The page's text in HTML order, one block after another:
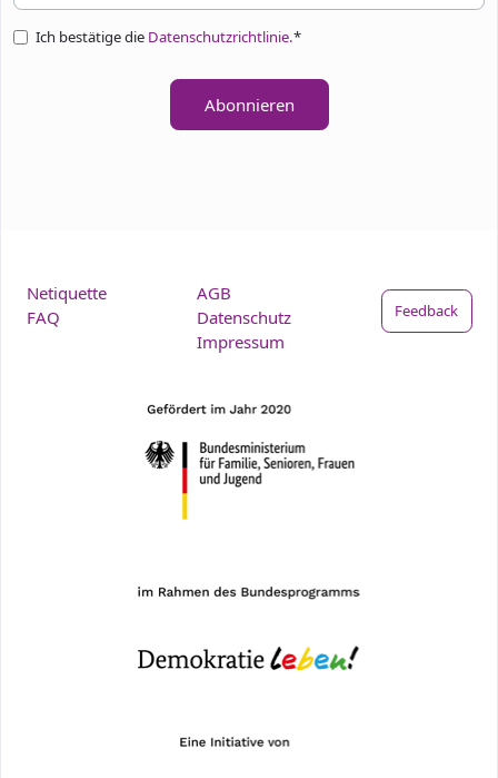
Ich bestätige die Datenschutzrichtlinie.*
Abonnieren
Netiquette
FAQ
AGB
Datenschutz
Impressum
Feedback